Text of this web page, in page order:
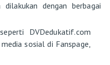
dengan berbagai
DVDedukatif.com
sosial di Fanspage,